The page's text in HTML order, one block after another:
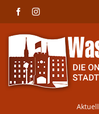
FacebookInstagram
Aktuell